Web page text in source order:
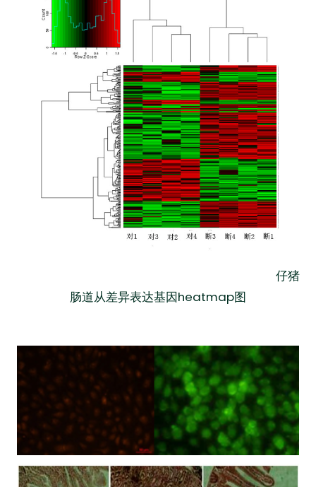
仔猪
肠道从差异表达基因heatmap图